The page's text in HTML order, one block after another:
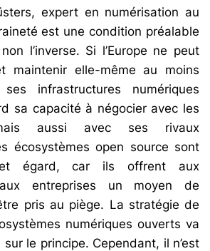
expert en numérisation au
est une condition préalable
l’inverse. Si l’Europe ne peut
maintenir elle-même au moins
infrastructures numériques
sa capacité à négocier avec les
aussi avec ses rivaux
écosystèmes open source sont
égard, car ils offrent aux
entreprises un moyen de
pris au piège. La stratégie de
numériques ouverts va
le principe. Cependant, il n’est